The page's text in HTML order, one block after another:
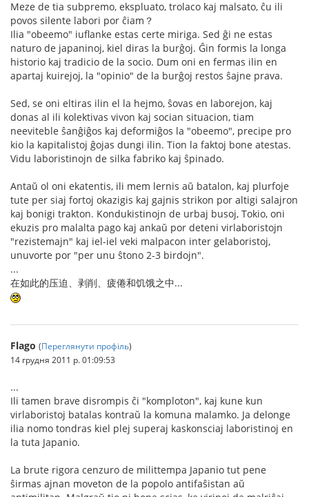
Meze de tia subpremo, ekspluato, trolaco kaj malsato, ĉu ili
povos silente labori por ĉiam？
Ilia "obeemo" iuflanke estas certe miriga. Sed ĝi ne estas
naturo de japaninoj, kiel diras la burĝoj. Ĝin formis la longa
historio kaj tradicio de la socio. Dum oni en fermas ilin en
apartaj kuirejoj, la "opinio" de la burĝoj restos ŝajne prava.
Sed, se oni eltiras ilin el la hejmo, ŝovas en laborejon, kaj
donas al ili kolektivas vivon kaj socian situacion, tiam
neeviteble ŝanĝiĝos kaj deformiĝos la "obeemo", precipe pro
kio la kapitalistoj ĝojas dungi ilin. Tion la faktoj bone atestas.
Vidu laboristinojn de silka fabriko kaj ŝpinado.
Antaŭ ol oni ekatentis, ili mem lernis aŭ batalon, kaj plurfoje
tute per siaj fortoj okazigis kaj gajnis strikon por altigi salajron
kaj bonigi trakton. Kondukistinojn de urbaj busoj, Tokio, oni
ekuzis pro malalta pago kaj ankaŭ por deteni virlaboristojn
"rezistemajn" kaj iel-iel veki malpacon inter gelaboristoj,
unuvorte por "per unu ŝtono 2-3 birdojn".
...
在如此的压迫、剥削、疲倦和饥饿之中...
Flago (Переглянути профіль)
14 грудня 2011 р. 01:09:53
...
Ili tamen brave disrompis ĉi "komploton", kaj kune kun
virlaboristoj batalas kontraŭ la komuna malamko. Ja delonge
ilia nomo tondras kiel plej superaj kaskonsciaj laboristinoj en
la tuta Japanio.
La brute rigora cenzuro de milittempa Japanio tut pene
ŝirmas ajnan moveton de la popolo antifaŝistan aŭ